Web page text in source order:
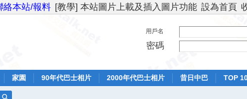
絡本站/報料 [教學] 本站圖片上載及插入圖片功能 設為首頁
用戶名
密碼
家園 90年代巴士相片 2000年代巴士相片 昔日中巴 TOP